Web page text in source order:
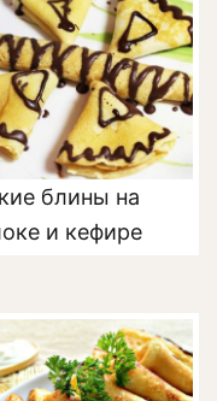
блины на
и кефире